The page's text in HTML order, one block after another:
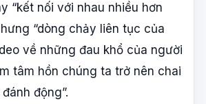
“kết nối với nhau nhiều hơn
“dòng chảy liên tục của
về những đau khổ của người
tâm hồn chúng ta trở nên chai
động”.